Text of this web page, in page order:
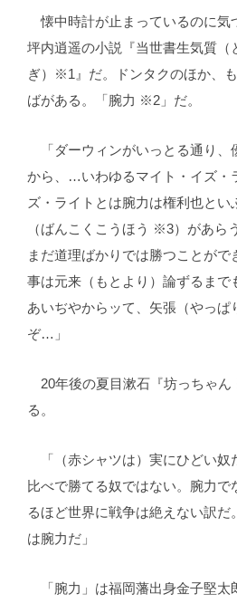
懐中時計が止まっているのに気
坪内逍遥の小説『当世書生気質（
ぎ）※1』だ。ドンタクのほか、
ばがある。「腕力 ※2」だ。
「ダーウィンがいっとる通り、
から、…いわゆるマイト・イズ・
ズ・ライトとは腕力は権利也とい
（ばんこくこうほう ※3）があら
まだ道理ばかりでは勝つことがで
事は元来（もとより）論ずるまで
あいぢやからッて、矢張（やっぱ
ぞ…」
20年後の夏目漱石『坊っちゃ
る。
「（赤シャツは）実にひどい奴
比べで勝てる奴ではない。腕力で
るほど世界に戦争は絶えない訳だ
は腕力だ」
「腕力」は福岡藩出身金子堅太